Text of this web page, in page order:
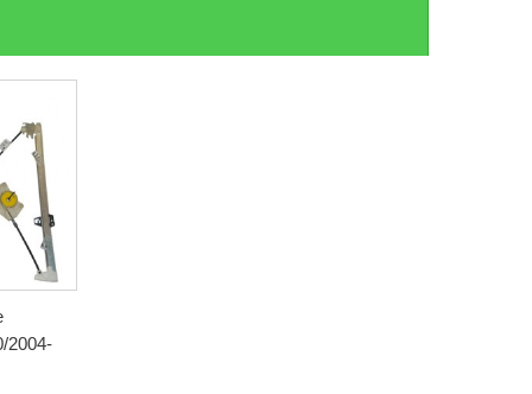
2004-